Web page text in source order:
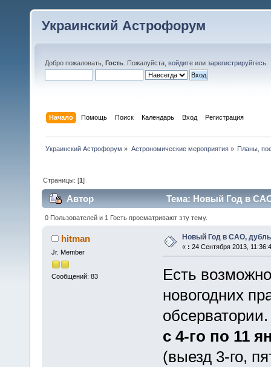
Украинский Астрофорум
Добро пожаловать, Гость . Пожалуйста, войдите или зарегистрируйтесь
Начало Помощь Поиск Календарь Вход Регистрация
Украинский Астрофорум » Астрономические мероприятия» Планы,
Страницы: [1]
Автор Тема: Новый Год в
0 Пользователей и 1 Гость просматривают эту тему.
hitman
Jr. Member
Сообщений: 83
Новый Год в САО, дубль
« : 24 Сентября 2013,
Есть
новогодних
обсерватории.
с 4-го по 11
(выезд 3-го,